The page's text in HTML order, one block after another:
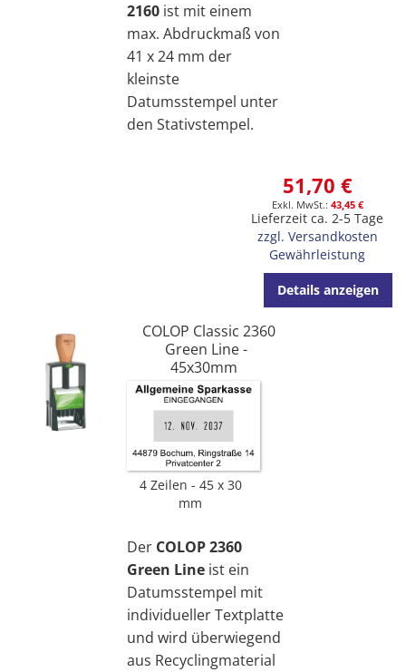
2160 ist mit einem
max. Abdruckmaß von
41 x 24 mm der
kleinste
Datumsstempel unter
den Stativstempel.
51,70 €
43,45 €
Lieferzeit ca. 2-5 Tage
zzgl. Versandkosten
Gewährleistung
Details anzeigen
COLOP Classic 2360
Green Line -
45x30mm
4 Zeilen
45 x 30
mm
Der COLOP 2360
Green Line ist ein
Datumsstempel mit
individueller Textplatte
und wird überwiegend
aus Recyclingmaterial